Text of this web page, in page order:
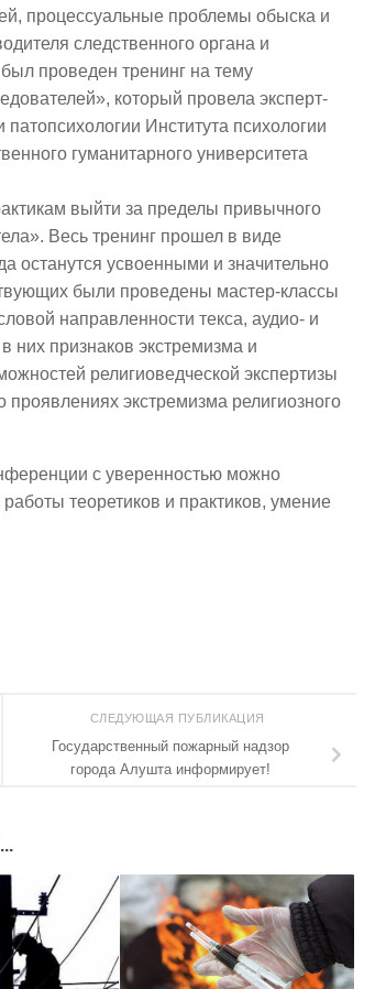
процессуальные проблемы обыска и
следственного органа и
проведен тренинг на тему
который провела эксперт-
Института психологии
гуманитарного университета
выйти за пределы привычного
Весь тренинг прошел в виде
останутся усвоенными и значительно
были проведены мастер-классы
направленности текса, аудио- и
них признаков экстремизма и
религиоведческой экспертизы
экстремизма религиозного
с уверенностью можно
теоретиков и практиков, умение
СЛЕДУЮЩАЯ ПУБЛИКАЦИЯ
Государственный пожарный надзор
города Алушта информирует!